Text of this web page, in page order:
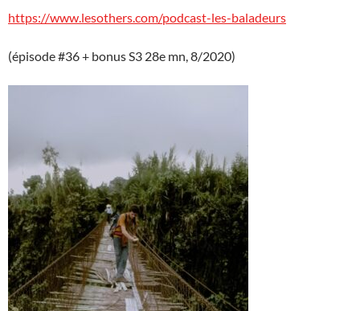
https://www.lesothers.com/podcast-les-baladeurs
(épisode #36 + bonus S3 28e mn, 8/2020)